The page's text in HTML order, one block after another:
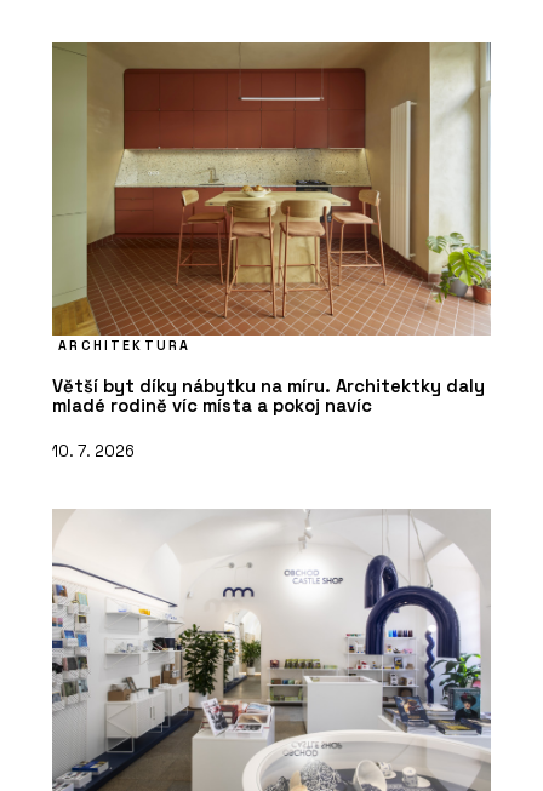
ARCHITEKTURA
Větší byt díky nábytku na míru. Architektky daly
mladé rodině víc místa a pokoj navíc
10. 7. 2026